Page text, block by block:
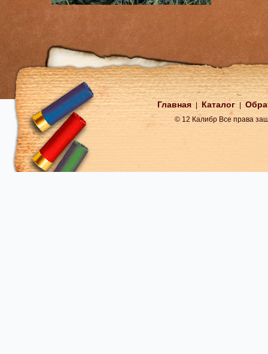
Главная Каталог
© 12 Калибр Все права